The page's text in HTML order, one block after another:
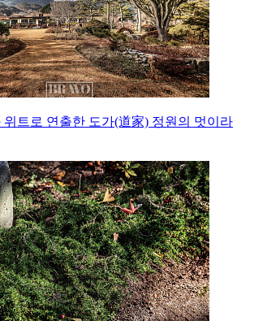
위트로 연출한 도가(道家) 정원의 멋이라